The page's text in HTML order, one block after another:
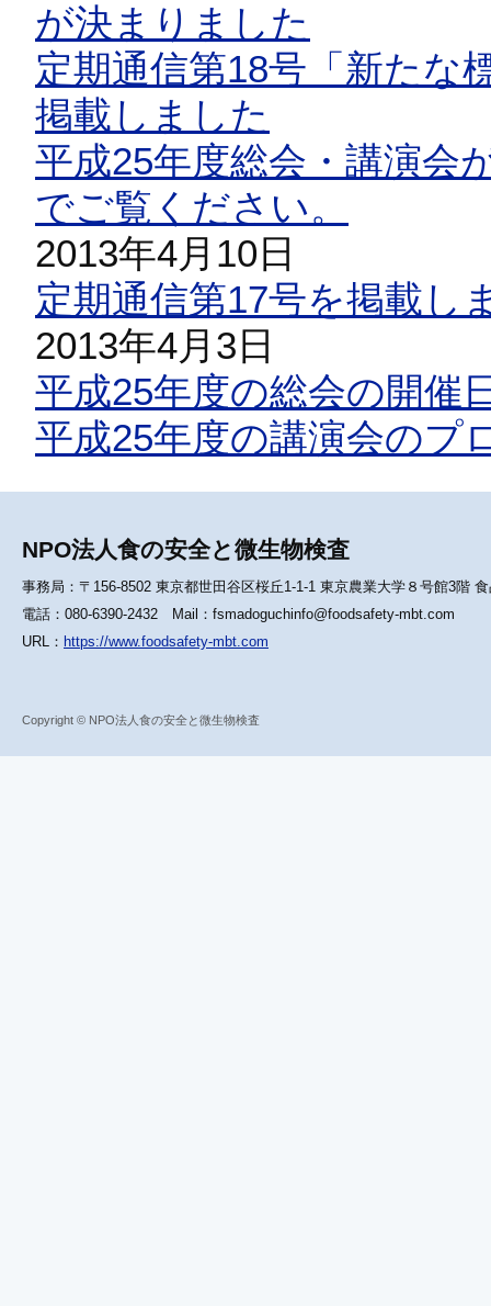
が決まりました
定期通信第18号「新たな
掲載しました
平成25年度総会・講演会
でご覧ください。
2013年4月10日
定期通信第17号を掲載し
2013年4月3日
平成25年度の総会の開催
平成25年度の講演会のプ
NPO法人食の安全と微生物検査
事務局：〒156-8502 東京都世田谷区桜丘1-1-1 東京農業大学８号館3階
電話：080-6390-2432 Mail：fsmadoguchinfo@foodsafety-mbt.com
URL： https://www.foodsafety-mbt.com
Copyright © NPO法人食の安全と微生物検査